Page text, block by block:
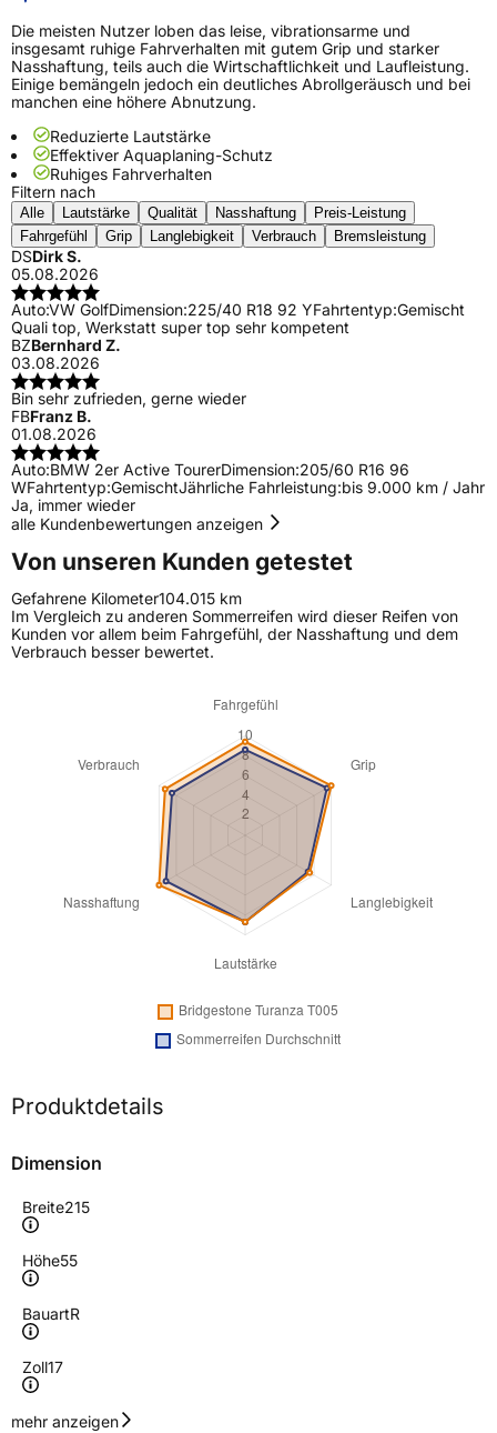
Die meisten Nutzer loben das leise, vibrationsarme und
insgesamt ruhige Fahrverhalten mit gutem Grip und starker
Nasshaftung, teils auch die Wirtschaftlichkeit und Laufleistung.
Einige bemängeln jedoch ein deutliches Abrollgeräusch und bei
manchen eine höhere Abnutzung.
Reduzierte Lautstärke
Effektiver Aquaplaning-Schutz
Ruhiges Fahrverhalten
Filtern nach
Alle Lautstärke Qualität Nasshaftung
Preis-Leistung
Fahrgefühl
Grip Langlebigkeit Verbrauch Bremsleistung
DSDirk S.
05.08.2026
Auto:VW GolfDimension:225/40 R18 92 YFahrtentyp:Gemischt
Quali top, Werkstatt super top sehr kompetent
BZBernhard Z.
03.08.2026
Bin sehr zufrieden, gerne wieder
FBFranz B.
01.08.2026
Auto:BMW 2er Active TourerDimension:205/60 R16 96
WFahrtentyp:GemischtJährliche Fahrleistung:bis 9.000 km / Jahr
Ja, immer wieder
alle Kundenbewertungen anzeigen
Von unseren Kunden getestet
Gefahrene Kilometer104.015 km
Im Vergleich zu anderen Sommerreifen wird dieser Reifen von
Kunden vor allem beim Fahrgefühl, der Nasshaftung und dem
Verbrauch besser bewertet.
Produktdetails
Dimension
Breite215
Höhe55
BauartR
Zoll17
Geschwindigkeitsindex
mehr anzeigen